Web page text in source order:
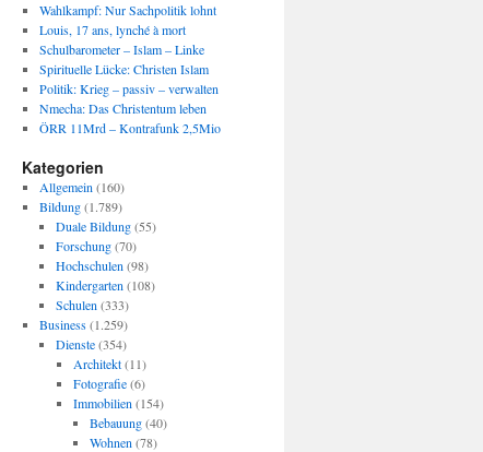
Wahlkampf: Nur Sachpolitik lohnt
Louis, 17 ans, lynché à mort
Schulbarometer – Islam – Linke
Spirituelle Lücke: Christen Islam
Politik: Krieg – passiv – verwalten
Nmecha: Das Christentum leben
ÖRR 11Mrd – Kontrafunk 2,5Mio
Kategorien
Allgemein (160)
Bildung(1.789)
Duale Bildung(55)
Forschung(70)
Hochschulen (98)
Kindergarten (108)
Schulen (333)
Business(1.259)
Dienste(354)
Architekt(11)
Fotografie(6)
Immobilien (154)
Bebauung(40)
Wohnen (78)